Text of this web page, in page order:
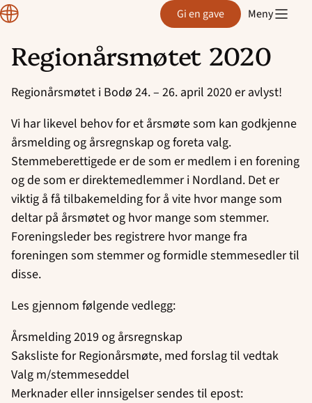
Hopp
innhold
Region
Nordland Gi en gave Meny
Regionårsmøtet 2020
Regionårsmøtet i Bodø 24. – 26. april 2020 er avlyst!
Vi har likevel behov for et årsmøte som kan godkjenne
årsmelding og årsregnskap og foreta valg.
Stemmeberettigede er de som er medlem i en forening
og de som er direktemedlemmer i Nordland. Det er
viktig å få tilbakemelding for å vite hvor mange som
deltar på årsmøtet og hvor mange som stemmer.
Foreningsleder bes registrere hvor mange fra
foreningen som stemmer og formidle stemmesedler til
disse.
Les gjennom følgende vedlegg:
Årsmelding 2019 og årsregnskap
Saksliste for Regionårsmøte, med forslag til vedtak
Valg m/stemmeseddel
Merknader eller innsigelser sendes til epost: